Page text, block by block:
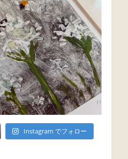
Instagram でフォロー